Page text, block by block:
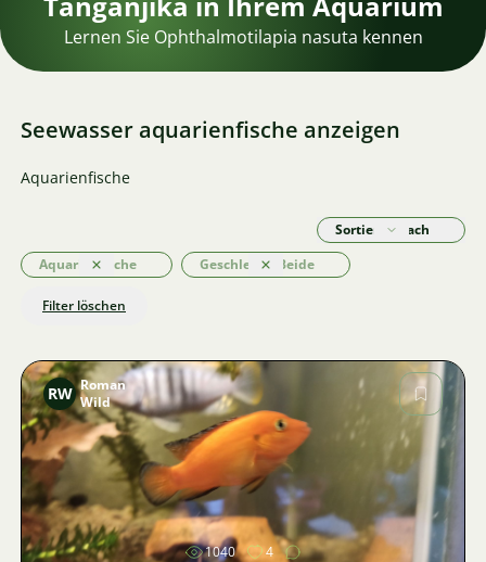
Seewasser aquarienfische anzeigen
Aquarienfische
Aquarienfische
Löschen Geschlecht: Beide
Löschen
Filter löschen
Sortieren nach
Bild
RW Roman
Wild
1040 4